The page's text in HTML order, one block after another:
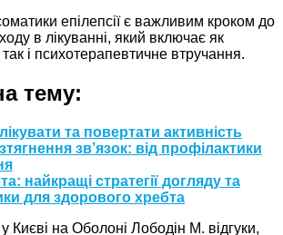
епілепсії є важливим кроком до
в лікуванні, який включає як
і психотерапевтичне втручання.
тему:
та повертати активність
зв’язок: від профілактики
найкращі стратегії догляду та
для здорового хребта